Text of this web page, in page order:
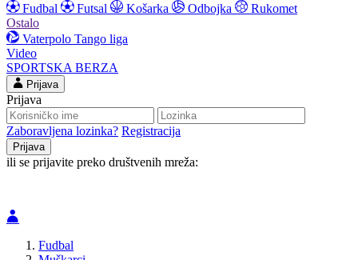
Fudbal
Futsal Košarka Odbojka
Rukomet
Ostalo
Vaterpolo Tango liga
Video
SPORTSKA BERZA
Prijava
Prijava
Zaboravljena lozinka? Registracija
ili se prijavite preko društvenih mreža:
Fudbal